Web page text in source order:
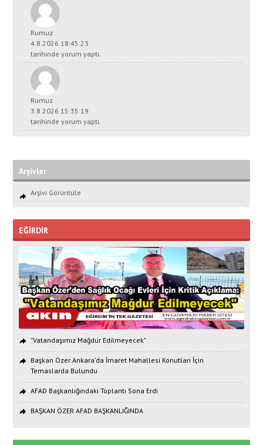
Rumuz
4.8.2026 18:45:23
tarihinde yorum yaptı.
Rumuz
3.8.2026 15:35:19
tarihinde yorum yaptı.
Arşivler
Arşivi Görüntüle
EĞİRDİR
"Vatandaşımız Mağdur Edilmeyecek"
Başkan Özer Ankara’da İmaret Mahallesi Konutları İçin
Temaslarda Bulundu
AFAD Başkanlığındaki Toplantı Sona Erdi
BAŞKAN ÖZER AFAD BAŞKANLIĞINDA